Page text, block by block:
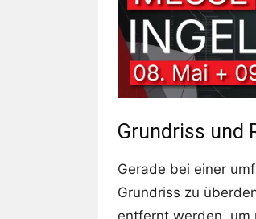
Grundriss und
Gerade bei einer
Grundriss zu
entfernt werden, um